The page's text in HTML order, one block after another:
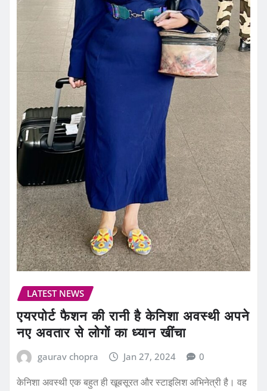
LATEST NEWS
एयरपोर्ट फैशन की रानी है केनिशा अवस्थी अपने
नए अवतार से लोगों का ध्यान खींचा
gaurav chopra Jan 27, 2024 0
केनिशा अवस्थी एक बहुत ही खूबसूरत और स्टाइलिश अभिनेत्री है। वह